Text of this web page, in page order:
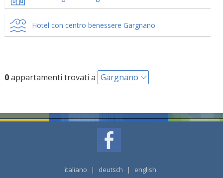
Hotel con centro benessere Gargnano
0appartamenti trovati a Gargnano
italiano | deutsch | english